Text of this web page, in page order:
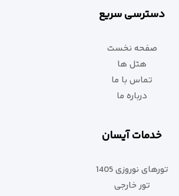
دسترسی سریع
صفحه نخست
هتل ها
تماس با ما
درباره ما
خدمات آیسان
تورهای نوروزی 1405
تور خارجی